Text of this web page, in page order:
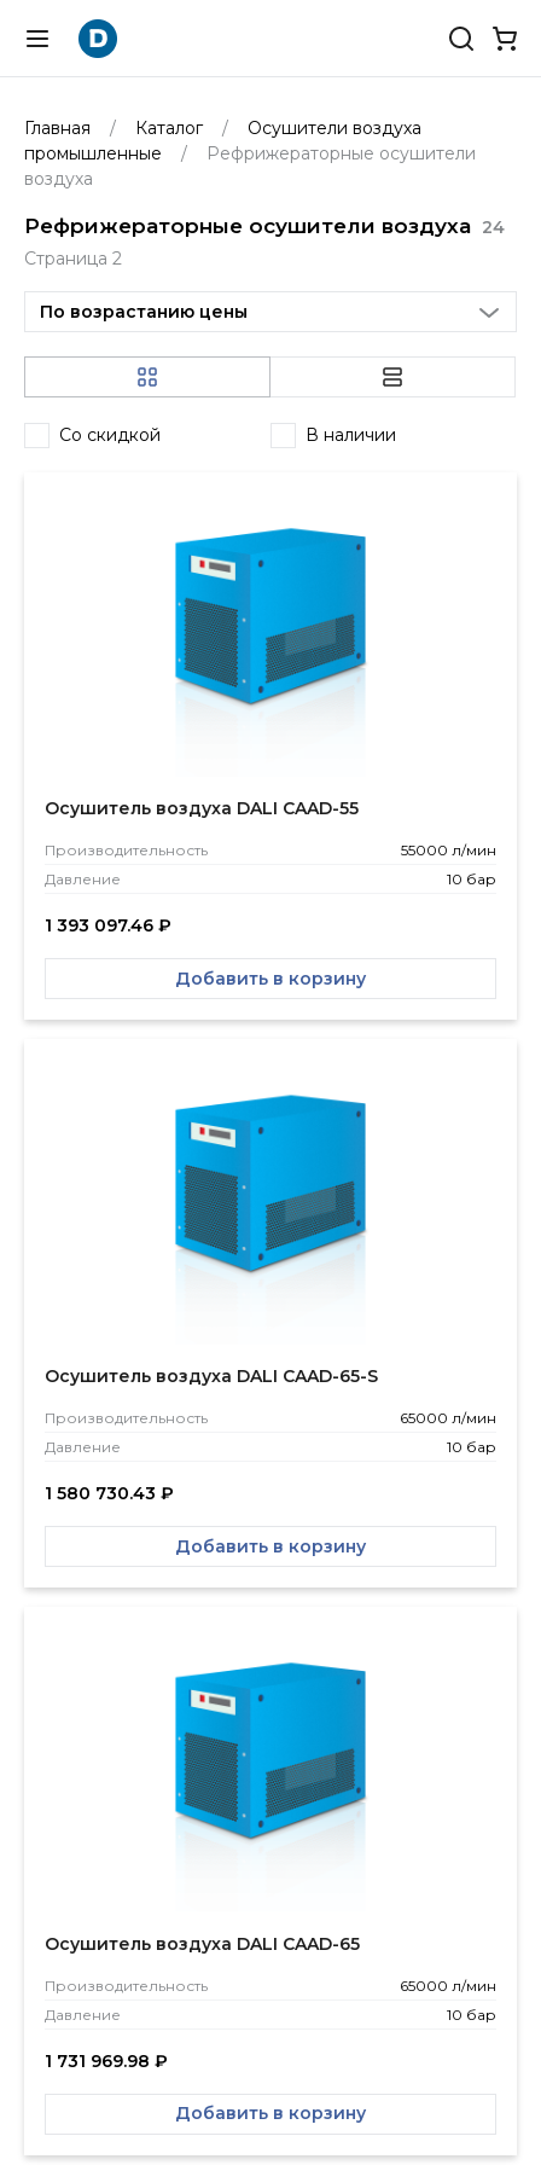
Главная Каталог
Осушители воздуха
промышленные
Рефрижераторные осушители
воздуха
Рефрижераторные осушители воздуха 24
Страница 2
По возрастанию цены
Со скидкой В наличии
Осушитель воздуха DALI CAAD-55
Производитель­ность
55000 л/мин
Давление
10 бар
1 393 097.46 ₽
Добавить в корзину
Осушитель воздуха DALI CAAD-65-S
Производитель­ность
65000 л/мин
Давление
10 бар
1 580 730.43 ₽
Добавить в корзину
Осушитель воздуха DALI CAAD-65
Производитель­ность
65000 л/мин
Давление
10 бар
1 731 969.98 ₽
Добавить в корзину